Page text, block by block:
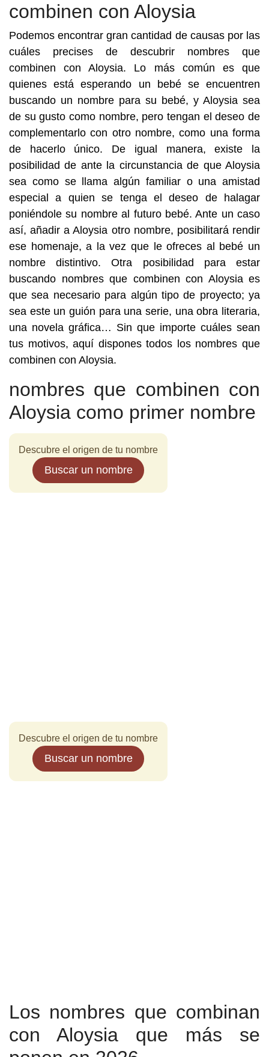
combinen con Aloysia
Podemos encontrar gran cantidad de causas por las
cuáles precises de descubrir nombres que
combinen con Aloysia. Lo más común es que
quienes está esperando un bebé se encuentren
buscando un nombre para su bebé, y Aloysia sea
de su gusto como nombre, pero tengan el deseo de
complementarlo con otro nombre, como una forma
de hacerlo único. De igual manera, existe la
posibilidad de ante la circunstancia de que Aloysia
sea como se llama algún familiar o una amistad
especial a quien se tenga el deseo de halagar
poniéndole su nombre al futuro bebé. Ante un caso
así, añadir a Aloysia otro nombre, posibilitará rendir
ese homenaje, a la vez que le ofreces al bebé un
nombre distintivo. Otra posibilidad para estar
buscando nombres que combinen con Aloysia es
que sea necesario para algún tipo de proyecto; ya
sea este un guión para una serie, una obra literaria,
una novela gráfica… Sin que importe cuáles sean
tus motivos, aquí dispones todos los nombres que
combinen con Aloysia.
nombres que combinen con
Aloysia como primer nombre
Descubre el origen de tu nombre
Buscar un nombre
Descubre el origen de tu nombre
Buscar un nombre
Los nombres que combinan
con Aloysia que más se